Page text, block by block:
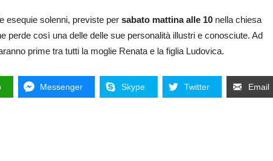
esequie solenni, previste per sabato mattina alle 10 nella chiesa
perde così una delle delle sue personalità illustri e conosciute. Ad
prime tra tutti la moglie Renata e la figlia Ludovica.
Messenger Skype Twitter Email